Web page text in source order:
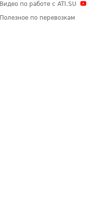
Видео по работе с ATI.SU
Полезное по перевозкам